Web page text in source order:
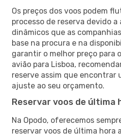
Os preços dos voos podem
processo de reserva devido
dinâmicos que as
base na procura e na
garantir o melhor preço para
avião para Lisboa,
reserve assim que encontrar
ajuste ao seu orçamento.
Reservar voos de última
Na Opodo, oferecemos
reservar voos de última hora